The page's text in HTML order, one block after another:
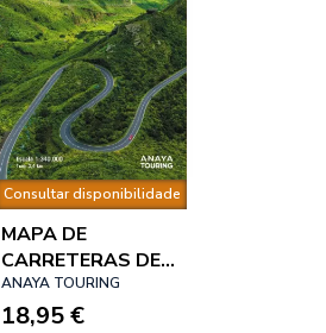
Consultar disponibilidade
MAPA DE
CARRETERAS DE
ESPAÑA Y
PORTUGAL
ANAYA TOURING
18,95 €